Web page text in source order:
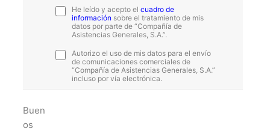
He leído y acepto elcuadro de
información sobre el tratamiento de mis
datos por parte de “Compañía de
Asistencias Generales, S.A.”.
Autorizo el uso de mis datos para el envío
de comunicaciones comerciales de
“Compañía de Asistencias Generales, S.A.”
incluso por vía electrónica.
Buen
os